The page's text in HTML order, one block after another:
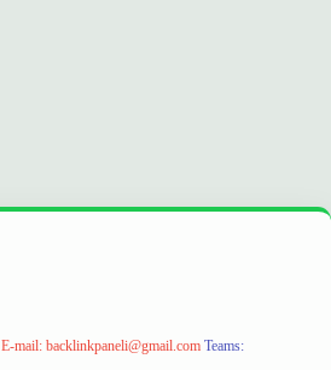
E-mail: backlinkpaneli@gmail.com Teams: